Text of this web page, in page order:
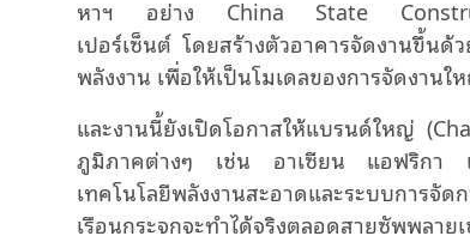
หาฯ อย่าง China State
เปอร์เซ็นต์ โดยสร้างตัวอาคารจัดงานขึ้น
พลังงาน เพื่อให้เป็นโมเดลของการจัดงา
และงานนี้ยังเปิดโอกาสให้แบรนด์ใหญ่
ภูมิภาคต่างๆ เช่น อาเซียน แอฟริกา แ
เทคโนโลยีพลังงานสะอาดและระบบการ
เรือนกระจกจะทำได้จริงตลอดสายซัพพลาย